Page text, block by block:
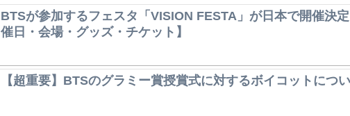
BTSが参加するフェスタ「VISION FESTA」が日本で開催決
催日・会場・グッズ・チケット】
【超重要】BTSのグラミー賞授賞式に対するボイコットにつ